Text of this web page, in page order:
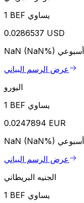
1 BEF يساوي
0.0286537 USD
NaN (NaN%) أسبوعي
عرض الرسم البياني
اليورو
1 BEF يساوي
0.0247894 EUR
NaN (NaN%) أسبوعي
عرض الرسم البياني
الجنيه البريطاني
1 BEF يساوي